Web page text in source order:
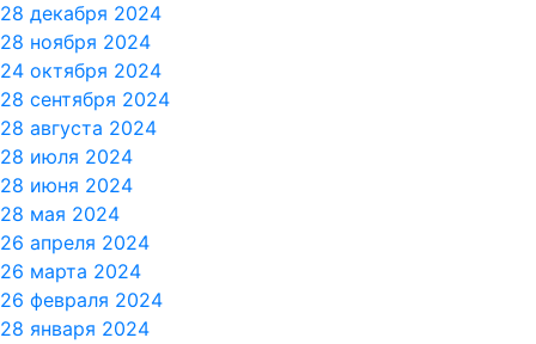
28 декабря 2024
28 ноября 2024
24 октября 2024
28 сентября 2024
28 августа 2024
28 июля 2024
28 июня 2024
28 мая 2024
26 апреля 2024
26 марта 2024
26 февраля 2024
28 января 2024